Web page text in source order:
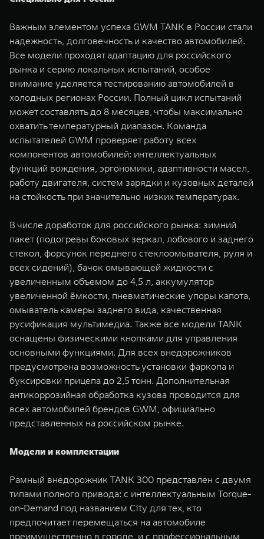
Важным элементом успеха GWM TANK в России стали
надежность, долговечность и качество автомобилей.
Все модели проходят адаптацию для российского
рынка и серию локальных испытаний, особое
внимание уделяется тестированию автомобилей в
холодных регионах России. Полный цикл испытаний
может составлять до 8 месяцев, чтобы максимально
охватить температурный диапазон. Команда
испытателей GWM проверяет работу всех
компонентов автомобилей: интеллектуальных
функций вождения, эргономики, адаптивности масел,
работу двигателя, систем зарядки и кузовных деталей
на стойкость при значительно низких температурах.
В числе доработок для российского рынка: зимний
пакет (подогревы боковых зеркал, лобового и заднего
стекол, форсунок переднего стеклоомывателя, руля и
всех сидений), бачок омывающей жидкости с
увеличенным объемом до 4,5 л, аккумулятор
увеличенной ёмкости, пневматические упоры капота,
омыватель камеры заднего вида, качественная
русификация мультимедиа. Также все модели TANK
оснащены физическими кнопками для управления
основными функциями. Для всех внедорожников
предусмотрена возможность установки фаркопа и
буксировки прицепа до 2,5 тонн. Дополнительная
антикоррозийная обработка кузова проводится для
всех автомобилей брендов GWM, официально
представленных на российском рынке.
Модели и комплектации
Рамный внедорожник TANK 300 представлен с двумя
типами полного привода: с интеллектуальным Torque-
on-Demand под названием City для тех, кто
предпочитает перемещаться на автомобиле
преимущественно в городе, и с профессиональным